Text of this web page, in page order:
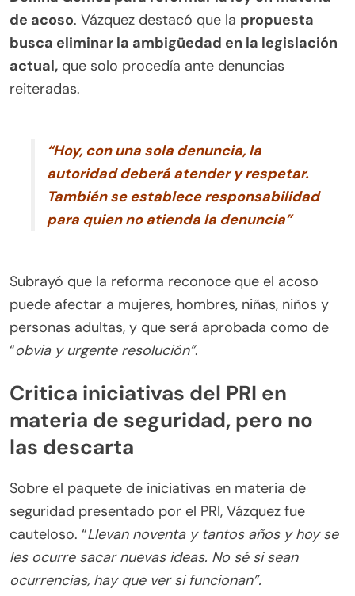
de acoso. Vázquez destacó que la propuesta
busca eliminar la ambigüedad en la legislación
actual, que solo procedía ante denuncias
reiteradas.
“Hoy, con una sola denuncia, la
autoridad deberá atender y respetar.
También se establece responsabilidad
para quien no atienda la denuncia”
Subrayó que la reforma reconoce que el acoso
puede afectar a mujeres, hombres, niñas, niños y
personas adultas, y que será aprobada como de
“obvia y urgente resolución”.
Critica iniciativas del PRI en
materia de seguridad, pero no
las descarta
Sobre el paquete de iniciativas en materia de
seguridad presentado por el PRI, Vázquez fue
cauteloso. “Llevan noventa y tantos años y hoy se
les ocurre sacar nuevas ideas. No sé si sean
ocurrencias, hay que ver si funcionan”.